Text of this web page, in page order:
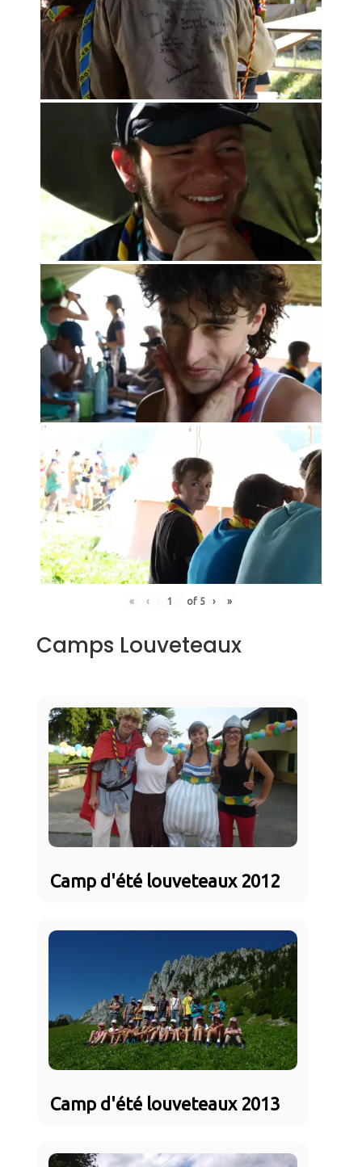
« ‹ of 5 › »
Camps Louveteaux
Camp d'été louveteaux 2012
Camp d'été louveteaux 2013